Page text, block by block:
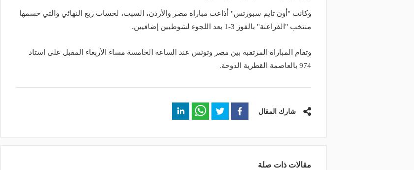
وكانت "أون تايم سبورتس" أذاعت مباراة مصر والأردن، السبت، لحساب ربع النهائي والتي حسمها
منتخب "الفراعنة" بالفوز 3-1 بعد اللجوء لشوطيين إضافيين.
وتقام المباراة المرتقبة بين مصر وتونس عند الساعة الخامسة مساء الأربعاء المقبل على استاد
974 بالعاصمة القطرية الدوحة.
شارك المقال
مقالات ذات صلة